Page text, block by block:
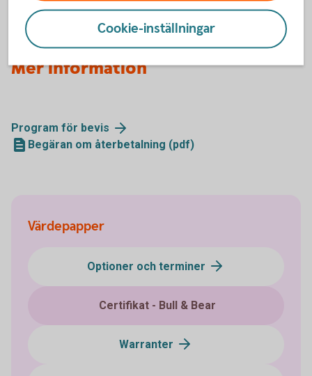
till first North (pdf)
Mer information
Program för bevis
Begäran om återbetalning (pdf)
Värdepapper
Optioner och terminer
Certifikat - Bull & Bear
Warranter
Cookie-inställningar